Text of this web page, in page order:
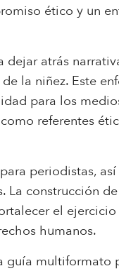
ético y un
dejar atrás
la niñez. Este
para los
referentes
periodistas,
La construcción de
el ejercicio
humanos.
guía multiformato